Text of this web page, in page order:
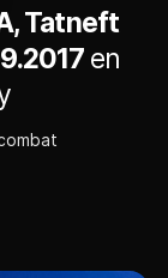
Tatneft
en